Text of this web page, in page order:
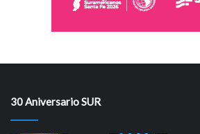
30 Aniversario SUR